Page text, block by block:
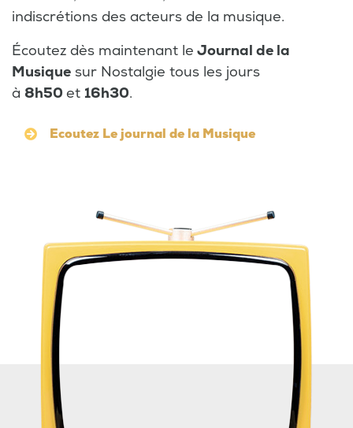
indiscrétions des acteurs de la musique.
Écoutez dès maintenant le Journal de la
Musique sur Nostalgie tous les jours
à 8h50 et 16h30.
Ecoutez Le journal de la Musique